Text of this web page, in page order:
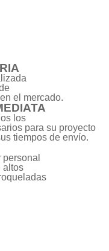
el mercado.
los
para su proyecto
tiempos de envío.
altos